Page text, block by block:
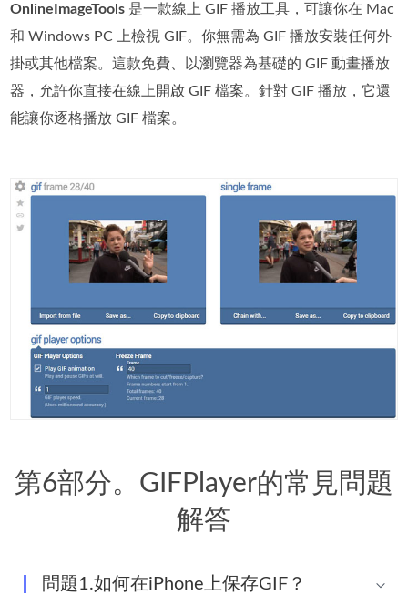
OnlineImageTools 是一款線上 GIF 播放工具，可讓你在 Mac
和 Windows PC 上檢視 GIF。你無需為 GIF 播放安裝任何外
掛或其他檔案。這款免費、以瀏覽器為基礎的 GIF 動畫播放
器，允許你直接在線上開啟 GIF 檔案。針對 GIF 播放，它還
能讓你逐格播放 GIF 檔案。
第6部分。GIFPlayer的常見問題
解答
問題1.如何在iPhone上保存GIF？